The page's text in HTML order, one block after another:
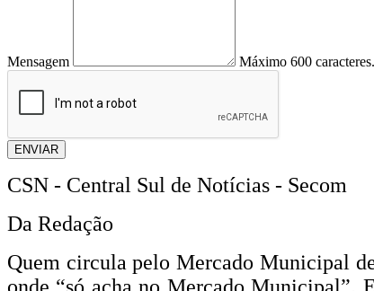
Mensagem Máximo 600 caracteres.
ENVIAR
CSN - Central Sul de Notícias - Secom
Da Redação
Quem circula pelo Mercado Municipal